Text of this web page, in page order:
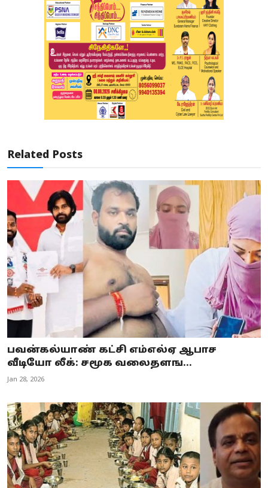
Related Posts
பவன்கல்யாண் கட்சி எம்எல்ஏ ஆபாச
வீடியோ லீக்: சமூக வலைதளங...
Jan 28, 2026